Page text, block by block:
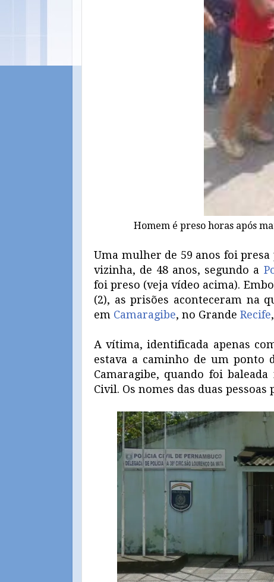
Homem é preso horas após
Uma mulher de 59 anos foi
vizinha, de 48 anos, segundo a
foi preso (veja vídeo acima).
(2), as prisões aconteceram na
em Camaragibe, no Grande Recife
A vítima, identificada apenas
estava a caminho de um ponto
Camaragibe, quando foi
Civil. Os nomes das duas